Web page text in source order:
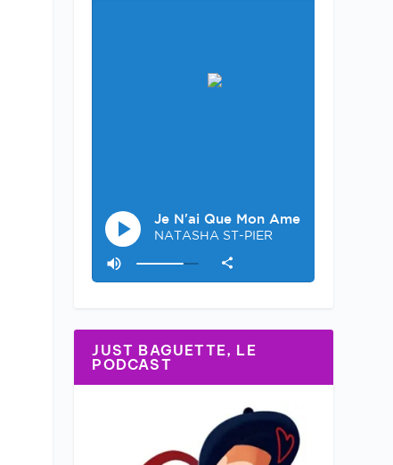
JUST BAGUETTE, LE
PODCAST